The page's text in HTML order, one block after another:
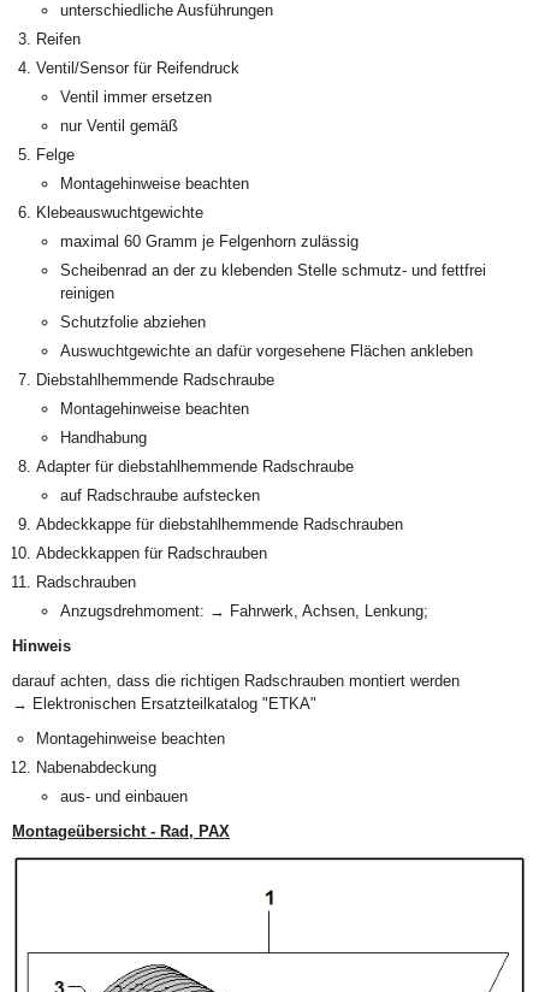
unterschiedliche Ausführungen
Reifen
Ventil/Sensor für Reifendruck
Ventil immer ersetzen
nur Ventil gemäß
Felge
Montagehinweise beachten
Klebeauswuchtgewichte
maximal 60 Gramm je Felgenhorn zulässig
Scheibenrad an der zu klebenden Stelle schmutz- und fettfrei
reinigen
Schutzfolie abziehen
Auswuchtgewichte an dafür vorgesehene Flächen ankleben
Diebstahlhemmende Radschraube
Montagehinweise beachten
Handhabung
Adapter für diebstahlhemmende Radschraube
auf Radschraube aufstecken
Abdeckkappe für diebstahlhemmende Radschrauben
Abdeckkappen für Radschrauben
Radschrauben
Anzugsdrehmoment: → Fahrwerk, Achsen, Lenkung;
Hinweis
darauf achten, dass die richtigen Radschrauben montiert werden
→ Elektronischen Ersatzteilkatalog "ETKA"
Montagehinweise beachten
Nabenabdeckung
aus- und einbauen
Montageübersicht - Rad, PAX